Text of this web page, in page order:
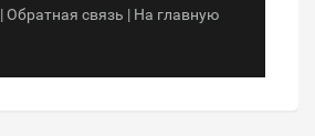
Обратная связь | На главную